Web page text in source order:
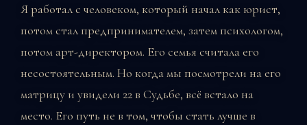
Я работал с человеком, который начал как юрист,
потом стал предпринимателем, затем психологом,
потом арт-директором. Его семья считала его
несостоятельным. Но когда мы посмотрели на его
матрицу и увидели 22 в Судьбе, всё встало на
место. Его путь не в том, чтобы стать лучше в